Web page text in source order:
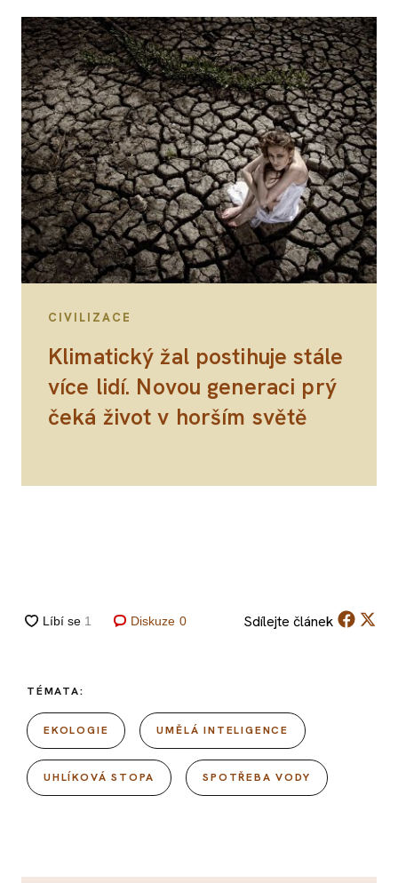
CIVILIZACE
Klimatický žal postihuje stále
více lidí. Novou generaci prý
čeká život v horším světě
Diskuze 0 Sdílejte článek
TÉMATA:
EKOLOGIE UMĚLÁ INTELIGENCE
UHLÍKOVÁ STOPA SPOTŘEBA VODY